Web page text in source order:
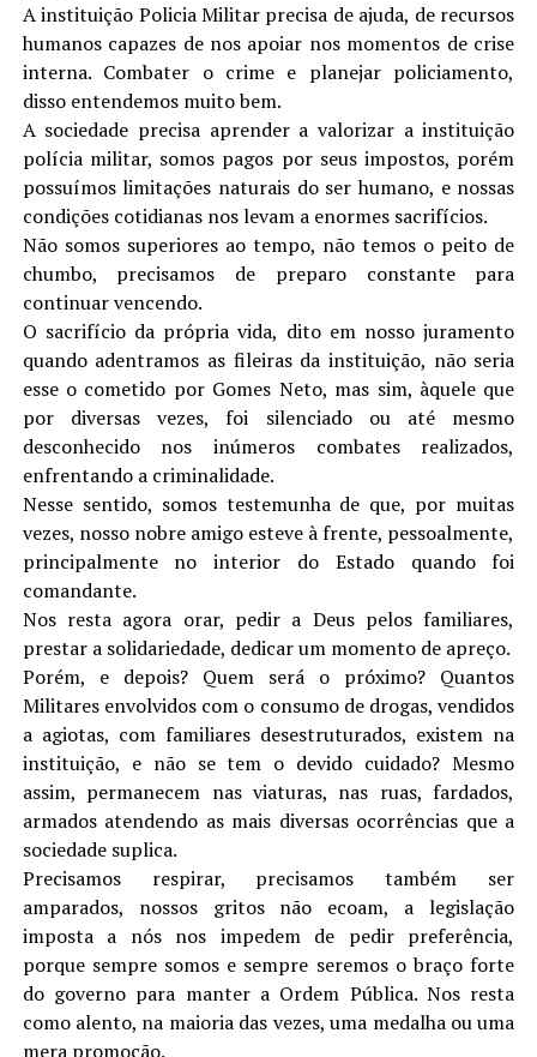
A instituição Policia Militar precisa de ajuda, de recursos
humanos capazes de nos apoiar nos momentos de crise
interna. Combater o crime e planejar policiamento,
disso entendemos muito bem.
A sociedade precisa aprender a valorizar a instituição
polícia militar, somos pagos por seus impostos, porém
possuímos limitações naturais do ser humano, e nossas
condições cotidianas nos levam a enormes sacrifícios.
Não somos superiores ao tempo, não temos o peito de
chumbo, precisamos de preparo constante para
continuar vencendo.
O sacrifício da própria vida, dito em nosso juramento
quando adentramos as fileiras da instituição, não seria
esse o cometido por Gomes Neto, mas sim, àquele que
por diversas vezes, foi silenciado ou até mesmo
desconhecido nos inúmeros combates realizados,
enfrentando a criminalidade.
Nesse sentido, somos testemunha de que, por muitas
vezes, nosso nobre amigo esteve à frente, pessoalmente,
principalmente no interior do Estado quando foi
comandante.
Nos resta agora orar, pedir a Deus pelos familiares,
prestar a solidariedade, dedicar um momento de apreço.
Porém, e depois? Quem será o próximo? Quantos
Militares envolvidos com o consumo de drogas, vendidos
a agiotas, com familiares desestruturados, existem na
instituição, e não se tem o devido cuidado? Mesmo
assim, permanecem nas viaturas, nas ruas, fardados,
armados atendendo as mais diversas ocorrências que a
sociedade suplica.
Precisamos respirar, precisamos também ser
amparados, nossos gritos não ecoam, a legislação
imposta a nós nos impedem de pedir preferência,
porque sempre somos e sempre seremos o braço forte
do governo para manter a Ordem Pública. Nos resta
como alento, na maioria das vezes, uma medalha ou uma
mera promoção.